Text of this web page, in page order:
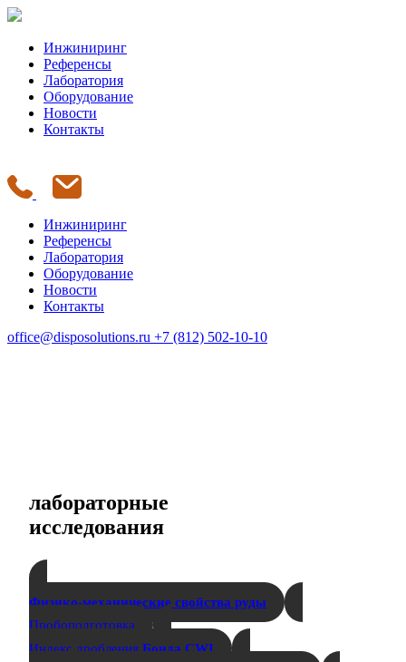
Инжиниринг
Референсы
Лаборатория
Оборудование
Новости
Контакты
Инжиниринг
Референсы
Лаборатория
Оборудование
Новости
Контакты
office@disposolutions.ru +7 (812) 502-10-10
лабораторные
исследования
Физико-механические свойства руды
Пробоподготовка
Индекс дробления Бонда CWI